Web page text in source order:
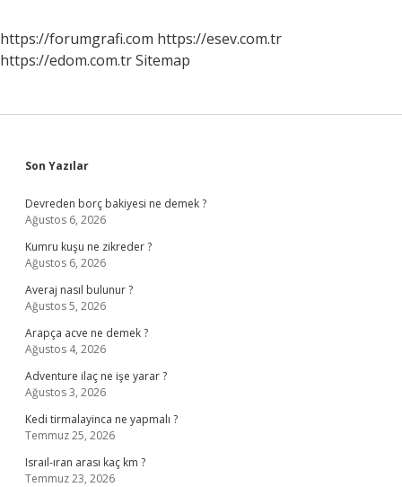
https://forumgrafi.com https://esev.com.tr
https://edom.com.trSitemap
Sidebar
Son Yazılar
Devreden borç bakiyesi ne demek ?
Ağustos 6, 2026
Kumru kuşu ne zikreder ?
Ağustos 6, 2026
Averaj nasıl bulunur ?
Ağustos 5, 2026
Arapça acve ne demek ?
Ağustos 4, 2026
Adventure ilaç ne işe yarar ?
Ağustos 3, 2026
Kedi tirmalayinca ne yapmalı ?
Temmuz 25, 2026
Israıl-ıran arası kaç km ?
Temmuz 23, 2026